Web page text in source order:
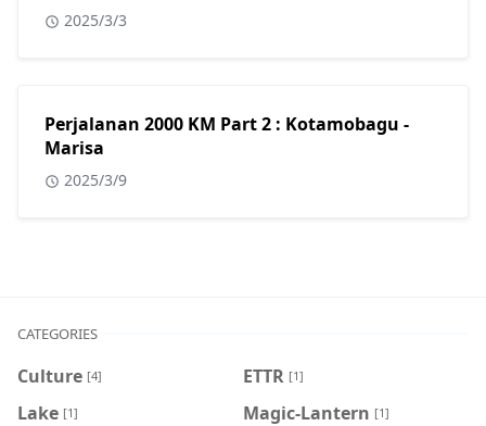
2025/3/3
Perjalanan 2000 KM Part 2 : Kotamobagu -
Marisa
2025/3/9
CATEGORIES
Culture [4] ETTR [1]
Lake [1] Magic-Lantern [1]